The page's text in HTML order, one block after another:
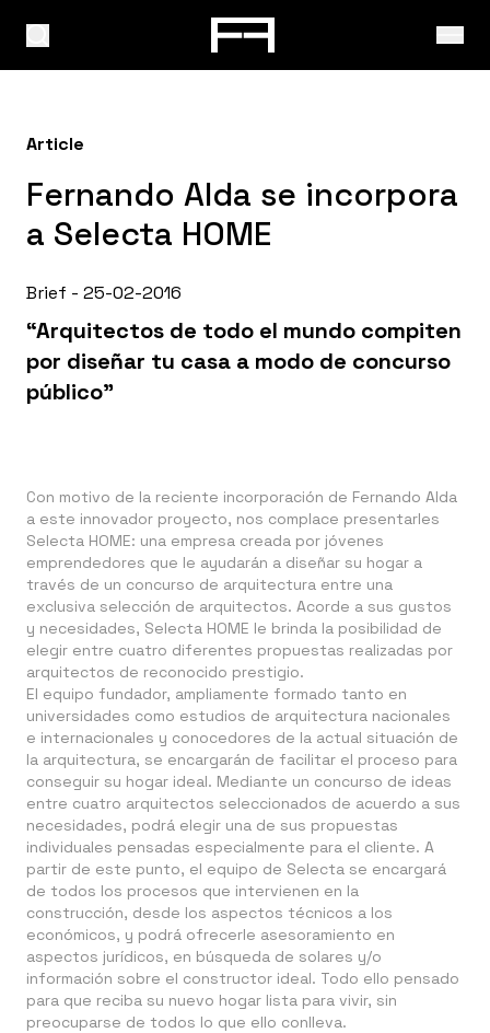
Article
Fernando Alda se incorpora
a Selecta HOME
Brief - 25-02-2016
“Arquitectos de todo el mundo compiten
por diseñar tu casa a modo de concurso
público”
Con motivo de la reciente incorporación de Fernando Alda
a este innovador proyecto, nos complace presentarles
Selecta HOME: una empresa creada por jóvenes
emprendedores que le ayudarán a diseñar su hogar a
través de un concurso de arquitectura entre una
exclusiva selección de arquitectos. Acorde a sus gustos
y necesidades, Selecta HOME le brinda la posibilidad de
elegir entre cuatro diferentes propuestas realizadas por
arquitectos de reconocido prestigio.
El equipo fundador, ampliamente formado tanto en
universidades como estudios de arquitectura nacionales
e internacionales y conocedores de la actual situación de
la arquitectura, se encargarán de facilitar el proceso para
conseguir su hogar ideal. Mediante un concurso de ideas
entre cuatro arquitectos seleccionados de acuerdo a sus
necesidades, podrá elegir una de sus propuestas
individuales pensadas especialmente para el cliente. A
partir de este punto, el equipo de Selecta se encargará
de todos los procesos que intervienen en la
construcción, desde los aspectos técnicos a los
económicos, y podrá ofrecerle asesoramiento en
aspectos jurídicos, en búsqueda de solares y/o
información sobre el constructor ideal. Todo ello pensado
para que reciba su nuevo hogar lista para vivir, sin
preocuparse de todos lo que ello conlleva.